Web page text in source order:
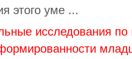
этого уме ...
исследования